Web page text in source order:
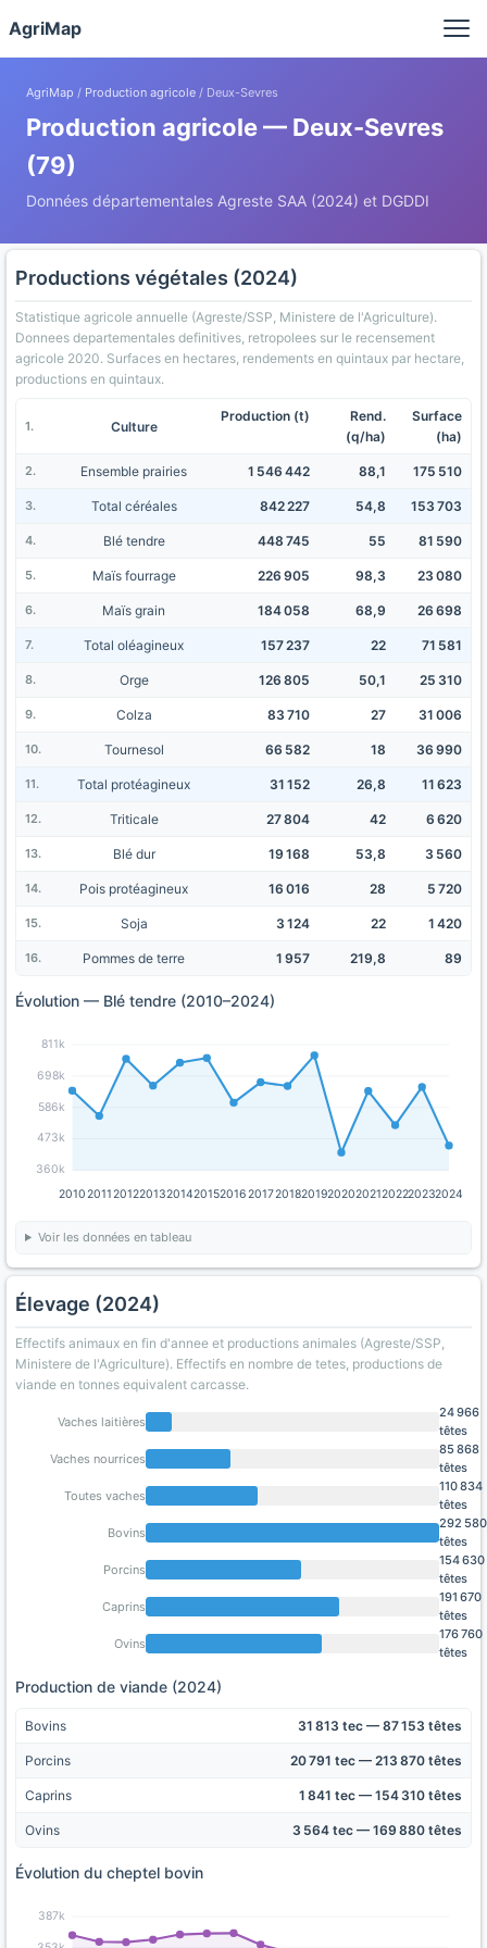
AgriMap
AgriMap / Production agricole / Deux-Sevres
Production agricole — Deux-Sevres
(79)
Données départementales Agreste SAA (2024) et DGDDI
Productions végétales (2024)
Statistique agricole annuelle (Agreste/SSP, Ministere de l'Agriculture).
Donnees departementales definitives, retropolees sur le recensement
agricole 2020. Surfaces en hectares, rendements en quintaux par hectare,
productions en quintaux.
Culture
Production (t)
Rend.
(q/ha)
Surface
(ha)
Ensemble prairies 1 546 442 88,1 175 510
Total céréales 842 227 54,8 153 703
Blé tendre 448 745 55 81 590
Maïs fourrage 226 905 98,3 23 080
Maïs grain 184 058 68,9 26 698
Total oléagineux 157 237 22 71 581
Orge 126 805 50,1 25 310
Colza 83 710 27 31 006
Tournesol 66 582 18 36 990
Total protéagineux 31 152 26,8 11 623
Triticale 27 804 42 6 620
Blé dur 19 168 53,8 3 560
Pois protéagineux 16 016 28 5 720
Soja 3 124 22 1 420
Pommes de terre 1 957 219,8 89
Évolution — Blé tendre (2010–2024)
360k
473k
586k
698k
811k
201020112012201320142015201620172018201920202021202220232024
Voir les données en tableau
Élevage (2024)
Effectifs animaux en fin d'annee et productions animales (Agreste/SSP,
Ministere de l'Agriculture). Effectifs en nombre de tetes, productions de
viande en tonnes equivalent carcasse.
Vaches laitières
24 966
têtes
Vaches nourrices
85 868
têtes
Toutes vaches
110 834
têtes
Bovins
292 580
têtes
Porcins
154 630
têtes
Caprins
191 670
têtes
Ovins
176 760
têtes
Production de viande (2024)
Bovins 31 813 tec — 87 153 têtes
Porcins 20 791 tec — 213 870 têtes
Caprins 1 841 tec — 154 310 têtes
Ovins 3 564 tec — 169 880 têtes
Évolution du cheptel bovin
387k